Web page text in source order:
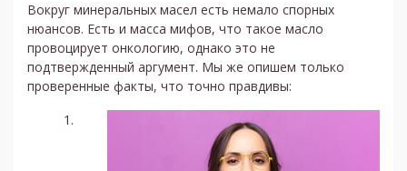
Вокруг минеральных масел есть немало спорных
нюансов. Есть и масса мифов, что такое масло
провоцирует онкологию, однако это не
подтвержденный аргумент. Мы же опишем только
проверенные факты, что точно правдивы: